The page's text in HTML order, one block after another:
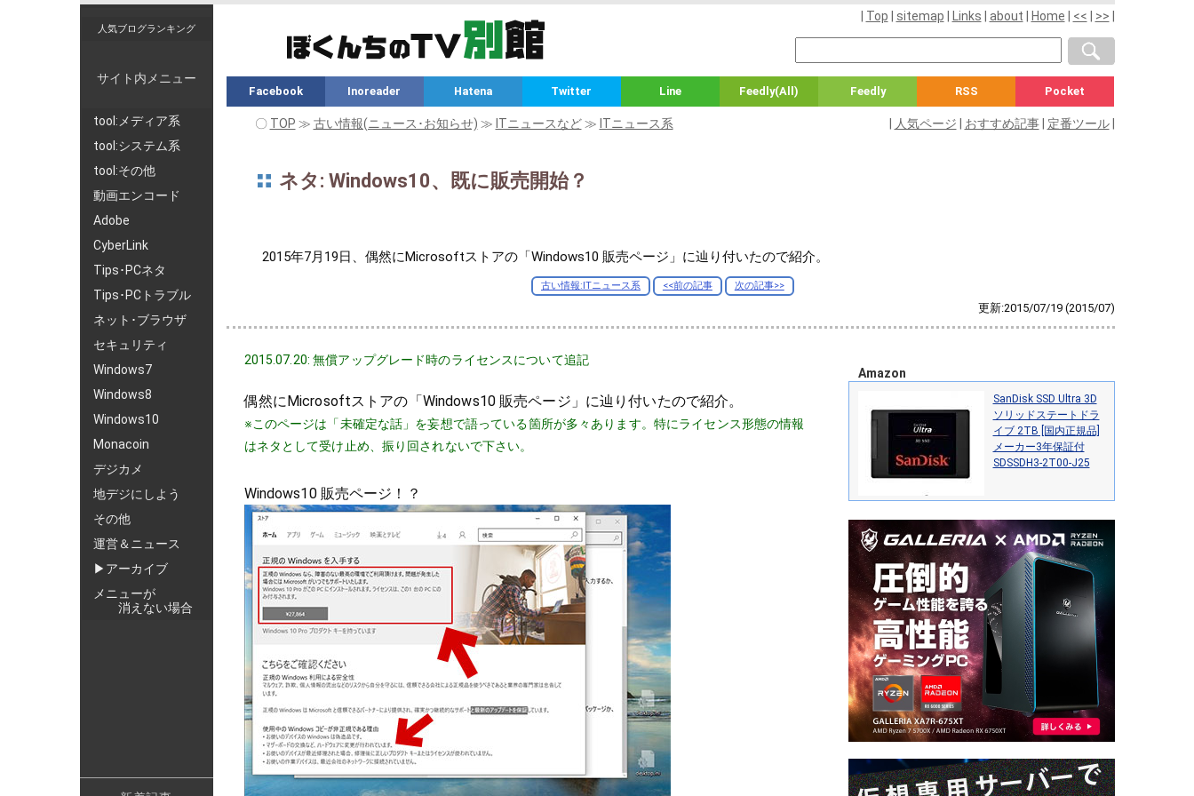
人気ブログランキング
サイト内メニュー
tool:メディア系
tool:システム系
tool:その他
動画エンコード
Adobe
CyberLink
Tips･PCネタ
Tips･PCトラブル
ネット･ブラウザ
セキュリティ
Windows7
Windows8
Windows10
Monacoin
デジカメ
地デジにしよう
その他
運営＆ニュース
▶アーカイブ
メニューが
消えない場合
Top sitemap Links about Home << >>
Facebook Inoreader Hatena Twitter Line Feedly(All) Feedly RSS Pocket
〇 TOP ≫ 古い情報(ニュース･お知らせ) ≫ ITニュースなど≫ ITニュース系 人気ページ おすすめ記事| 定番ツール|
ネタ: Windows10、既に販売開始？
2015年7月19日、偶然にMicrosoftストアの「Windows10 販売ページ」に辿り付いたので紹介。
古い情報:ITニュース系 <<前の記事 次の記事>>
更新:2015/07/19 (2015/07)
2015.07.20: 無償アップグレード時のライセンスについて追記
偶然にMicrosoftストアの「Windows10 販売ページ」に辿り付いたので紹介。
※このページは「未確定な話」を妄想で語っている箇所が多々あります。特にライセンス形態の情報
はネタとして受け止め、振り回されないで下さい。
Windows10 販売ページ！？
Amazon
SanDisk SSD Ultra 3D
ソリッドステートドラ
イブ 2TB [国内正規品]
メーカー3年保証付
SDSSDH3-2T00-J25